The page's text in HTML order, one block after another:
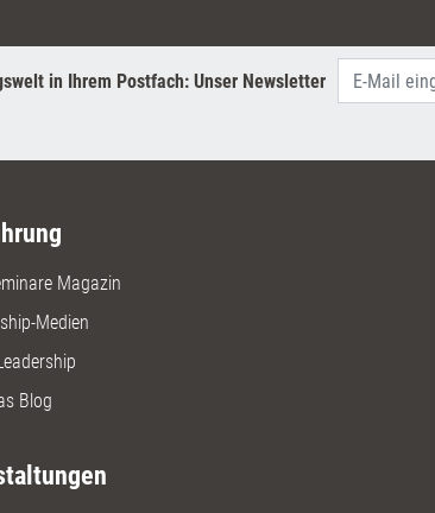
in Ihrem Postfach: Unser Newsletter
Magazin
Medien
Blog